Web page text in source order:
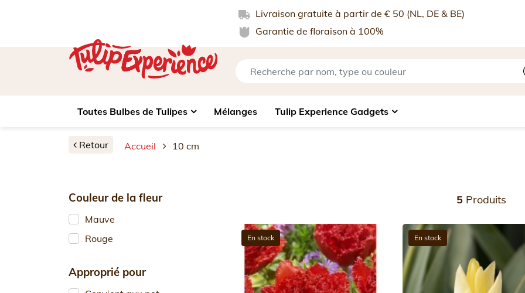
Livraison gratuite à partir de € 50 (NL, DE & BE)
Garantie de floraison à 100%
Toutes Bulbes de Tulipes Mélanges Tulip Experience Gadgets
Retour Accueil 10 cm
Couleur de la fleur
Mauve
Rouge
Approprié pour
5 Produits
En stock En stock